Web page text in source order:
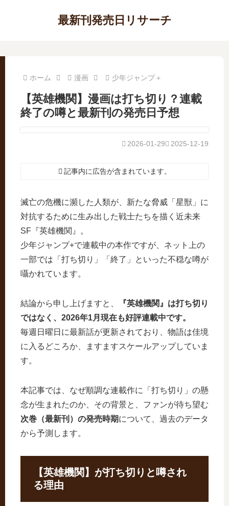
最新刊発売日リサーチ
ホーム 漫画 少年ジャンプ＋
【英雄機関】漫画は打ち切り？連載
終了の噂と最新刊の発売日予想
2025-12-19
2026-01-29
記事内に広告が含まれています。
滅亡の危機に瀕した人類が、新たな脅威「星獣」に
対抗するために生み出した戦士たちを描く近未来
SF『英雄機関』。
少年ジャンプ+で連載中の本作ですが、ネット上の
一部では「打ち切り」「終了」といった不穏な噂が
囁かれています。
結論から申し上げますと、
『英雄機関』は打ち切り
ではなく、2026年1月現在も好評連載中です。
毎週日曜日に最新話が更新されており、物語は佳境
に入るどころか、ますますスケールアップしていま
す。
本記事では、なぜ順調な連載作に「打ち切り」の懸
念が生まれたのか、その背景と、ファンが待ち望む
次巻（最新刊）の発売時期について、過去のデータ
から予測します。
【英雄機関】が打ち切りと噂され
る理由